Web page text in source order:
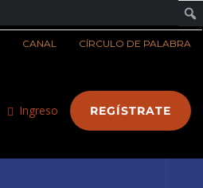
CANAL CÍRCULO DE PALABRA
Ingreso REGÍSTRATE